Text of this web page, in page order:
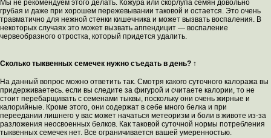
Мы не рекомендуем этого делать. Кожура или скорлупа семян довольно
грубая и даже при хорошем пережевывании таковой и остается. Это очень
травматично для нежной стенки кишечника и может вызвать воспаления. В
некоторых случаях это может вызвать аппендицит — воспаление
червеобразного отростка, который придется удалить.
Сколько тыквенных семечек нужно съедать в день? ↑
На данный вопрос можно ответить так. Смотря какого суточного калоража вы
придерживаетесь. если вы следите за фигурой и считаете калории, то не
стоит перебарщивать с семенами тыквы, поскольку они очень жирные и
калорийные. Кроме этого, они содержат в себе много белка и при
переедании лишнего у вас может начаться метеоризм и боли в животе из-за
разложения неосвоенных белков. Как таковой суточной нормы потребления
тыквенных семечек нет. Все ограничивается вашей умеренностью.